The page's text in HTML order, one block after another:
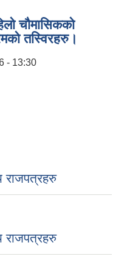
चौमासिकको
तस्विरहरु।
- 13:30
राजपत्रहरु
राजपत्रहरु